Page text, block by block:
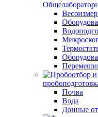
Почва
Вода
Донные